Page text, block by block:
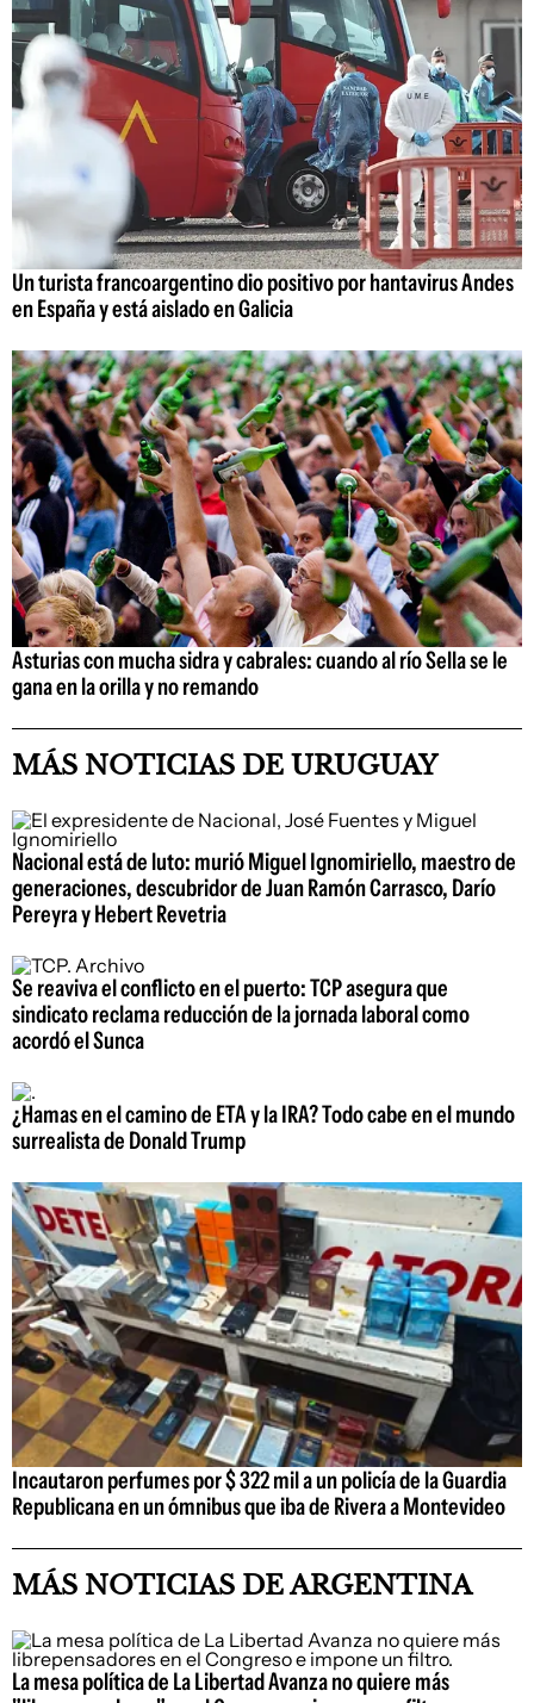
Un turista francoargentino dio positivo por hantavirus Andes
en España y está aislado en Galicia
Asturias con mucha sidra y cabrales: cuando al río Sella se le
gana en la orilla y no remando
MÁS NOTICIAS DE URUGUAY
Nacional está de luto: murió Miguel Ignomiriello, maestro de
generaciones, descubridor de Juan Ramón Carrasco, Darío
Pereyra y Hebert Revetria
Se reaviva el conflicto en el puerto: TCP asegura que
sindicato reclama reducción de la jornada laboral como
acordó el Sunca
¿Hamas en el camino de ETA y la IRA? Todo cabe en el mundo
surrealista de Donald Trump
Incautaron perfumes por $ 322 mil a un policía de la Guardia
Republicana en un ómnibus que iba de Rivera a Montevideo
MÁS NOTICIAS DE ARGENTINA
La mesa política de La Libertad Avanza no quiere más